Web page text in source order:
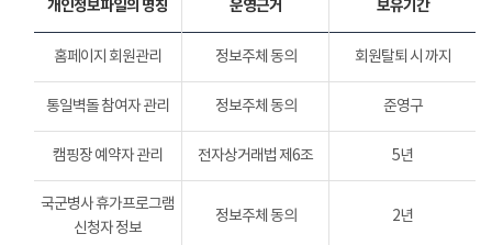
개인정보파일의 명칭 운영근거 보유기간
홈페이지 회원관리 정보주체 동의 회원탈퇴 시 까지
통일벽돌 참여자 관리 정보주체 동의 준영구
캠핑장 예약자 관리 전자상거래법 제6조 5년
국군병사 휴가프로그램
신청자 정보
정보주체 동의 2년